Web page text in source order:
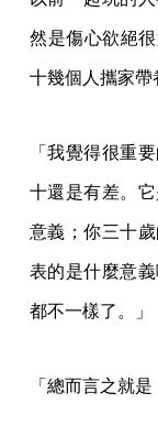
然是傷心欲絕
十幾個人攜家帶
「我覺得很重
十還是有差。
意義；你三十
表的是什麼意
都不一樣了。」
「總而言之就